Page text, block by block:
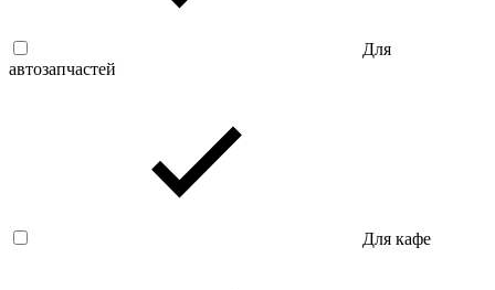
Для
автозапчастей
Для кафе